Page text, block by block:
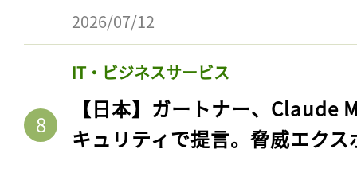
2026/07/12
IT・ビジネスサービス
【日本】ガートナー、Claude
キュリティで提言。脅威エク